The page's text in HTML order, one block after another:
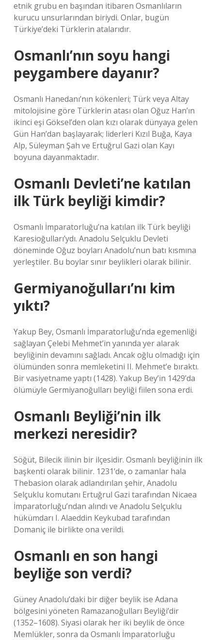
etnik grubu en başından itibaren Osmanlıların
kurucu unsurlarından biriydi. Onlar, bugün
Türkiye’deki Türklerin atalarıdır.
Osmanlı’nın soyu hangi
peygambere dayanır?
Osmanlı Hanedanı’nın kökenleri; Türk veya Altay
mitolojisine göre Türklerin atası olan Oğuz Han’ın
ikinci eşi Göksel’den olan kızı olarak dünyaya gelen
Gün Han’dan başlayarak; liderleri Kızıl Buğa, Kaya
Alp, Süleyman Şah ve Ertuğrul Gazi olan Kayı
boyuna dayanmaktadır.
Osmanlı Devleti’ne katılan
ilk Türk beyliği kimdir?
Osmanlı İmparatorluğu’na katılan ilk Türk beyliği
Karesioğulları’ydı. Anadolu Selçuklu Devleti
döneminde Oğuz boyları Anadolu’nun batı kısmına
yerleştiler. Bu boylar sınır beylikleri olarak bilinir.
Germiyanoğulları’nı kim
yıktı?
Yakup Bey, Osmanlı İmparatorluğu’nda egemenliği
sağlayan Çelebi Mehmet’in yanında yer alarak
beyliğinin devamını sağladı. Ancak oğlu olmadığı için
ölümünden sonra memleketini II. Mehmet’e bıraktı.
Bir vasiyetname yaptı (1428). Yakup Bey’in 1429’da
ölümüyle Germiyanoğulları beyliği fiilen sona erdi.
Osmanlı Beyliği’nin ilk
merkezi neresidir?
Söğüt, Bilecik ilinin bir ilçesidir. Osmanlı beyliğinin ilk
başkenti olarak bilinir. 1231’de, o zamanlar hala
Thebasion olarak adlandırılan şehir, Anadolu
Selçuklu komutanı Ertuğrul Gazi tarafından Nicaea
İmparatorluğu’ndan alındı ​​ve Anadolu Selçuklu
hükümdarı I. Alaeddin Keykubad tarafından
Domaniç ile birlikte ona verildi.
Osmanlı en son hangi
beyliğe son verdi?
Güney Anadolu’daki bir diğer beylik ise Adana
bölgesini yöneten Ramazanoğulları Beyliği’dir
(1352–1608). Siyasi olarak her iki beylik de önce
Memlükler, sonra da Osmanlı İmparatorluğu